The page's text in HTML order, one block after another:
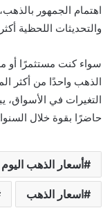
اهتمام الجمهور
والتحديثات اللحظية
سواء كنت مستثمرًا أو
الذهب واحدًا من أكثر
التغيرات في الأسواق،
حاضرًا بقوة خلال
أسعار الذهب اليوم
اسعار الذهب